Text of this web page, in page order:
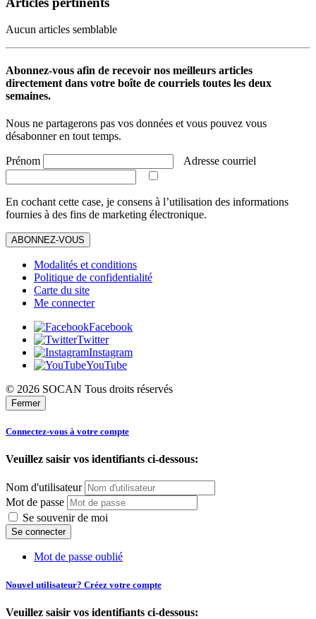
Aucun articles semblable
Abonnez-vous afin de recevoir nos meilleurs articles
directement dans votre boîte de courriels toutes les deux
semaines.
Nous ne partagerons pas vos données et vous pouvez vous
désabonner en tout temps.
Prénom Adresse courriel
En cochant cette case, je consens à l’utilisation des informations
fournies à des fins de marketing électronique.
ABONNEZ-VOUS
Modalités et conditions
Politique de confidentialité
Carte du site
Me connecter
Facebook
Twitter
Instagram
YouTube
© 2026 SOCAN Tous droits réservés
Fermer
Connectez-vous à votre compte
Veuillez saisir vos identifiants ci-dessous:
Nom d'utilisateur
Mot de passe
Se souvenir de moi
Mot de passe oublié
Nouvel utilisateur? Créez votre compte
Veuillez saisir vos identifiants ci-dessous: